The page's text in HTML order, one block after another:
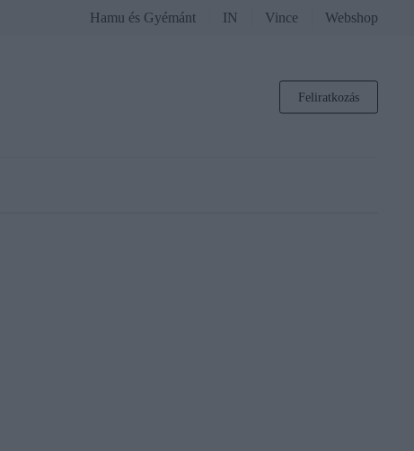
Hamu és Gyémánt IN Vince Webshop
Feliratkozás